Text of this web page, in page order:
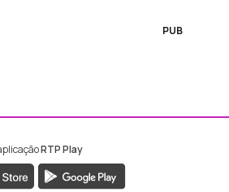
PUB
Madeira
RTP Play